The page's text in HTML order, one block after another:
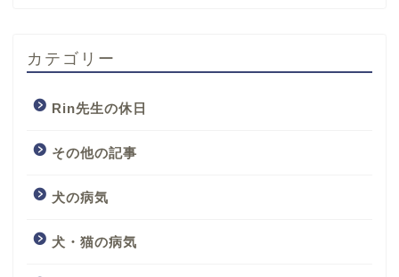
カテゴリー
Rin先生の休日
その他の記事
犬の病気
犬・猫の病気